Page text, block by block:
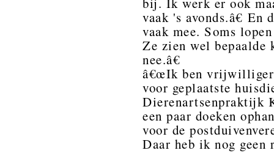
vaak 's avonds.â€
vaak mee. Soms
Ze zien wel bepaalde
nee.â€
â€œIk ben vrijwilliger
voor geplaatste
Dierenartsenpraktijk
een paar doeken
voor de
Daar heb ik nog geen